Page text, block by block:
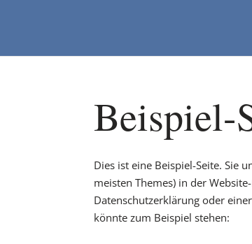
Beispiel-
Dies ist eine Beispiel-Seite. Sie
meisten Themes) in der
Datenschutzerklärung oder
könnte zum Beispiel stehen: